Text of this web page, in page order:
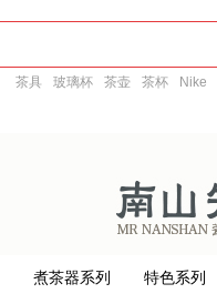
茶具 玻璃杯 茶壶 茶杯 Nike
煮茶器系列 特色系列